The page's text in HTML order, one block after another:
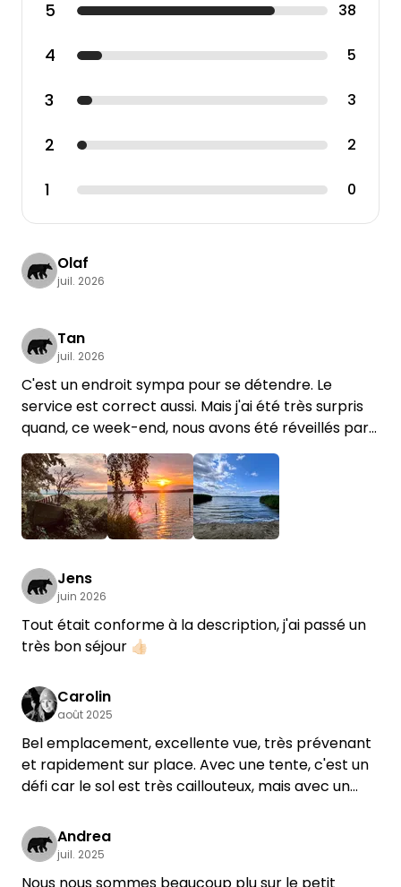
5 38
4 5
3 3
2 2
1 0
Olaf
juil. 2026
Tan
juil. 2026
C'est un endroit sympa pour se détendre. Le
service est correct aussi. Mais j'ai été très surpris
quand, ce week-end, nous avons été réveillés par
le bruit assourdissant de la tondeuse 😥😥😥
Dommage !!!
Jens
juin 2026
Tout était conforme à la description, j'ai passé un
très bon séjour 👍🏻
Carolin
août 2025
Bel emplacement, excellente vue, très prévenant
et rapidement sur place. Avec une tente, c'est un
défi car le sol est très caillouteux, mais avec un
sandwichs au poisson du monde et d'autres hôtes
fantastiques. A recommander vivement.
Andrea
juil. 2025